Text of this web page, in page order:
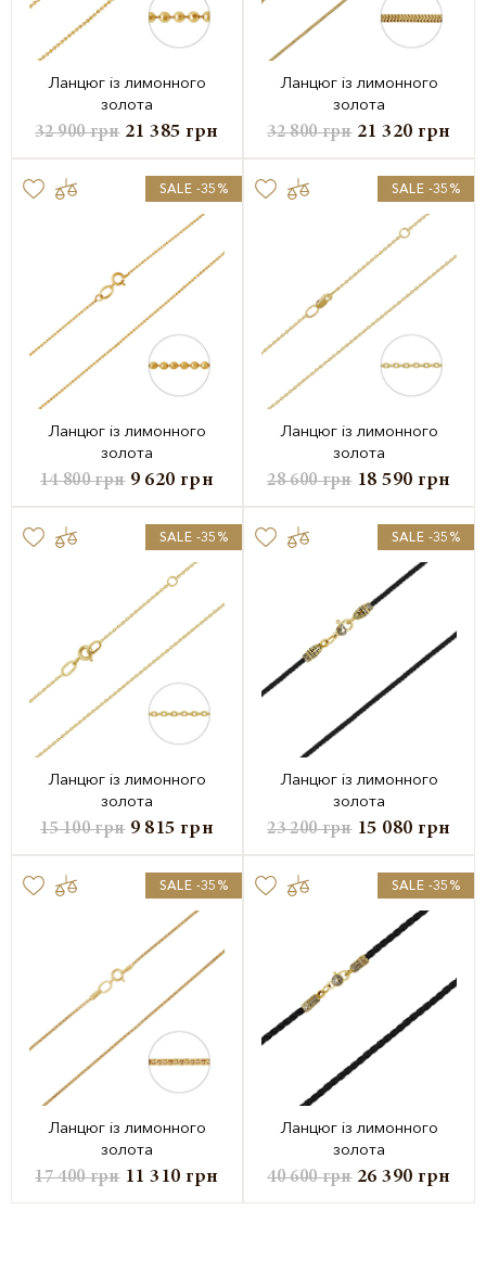
Ланцюг із лимонного
золота
32 900грн 21 385 грн
Ланцюг із лимонного
золота
32 800грн 21 320 грн
SALE -35%
Ланцюг із лимонного
золота
14 800грн 9 620 грн
SALE -35%
Ланцюг із лимонного
золота
28 600грн 18 590 грн
SALE -35%
Ланцюг із лимонного
золота
15 100грн 9 815 грн
SALE -35%
Ланцюг із лимонного
золота
23 200грн 15 080 грн
SALE -35%
Ланцюг із лимонного
золота
17 400грн 11 310 грн
SALE -35%
Ланцюг із лимонного
золота
40 600грн 26 390 грн